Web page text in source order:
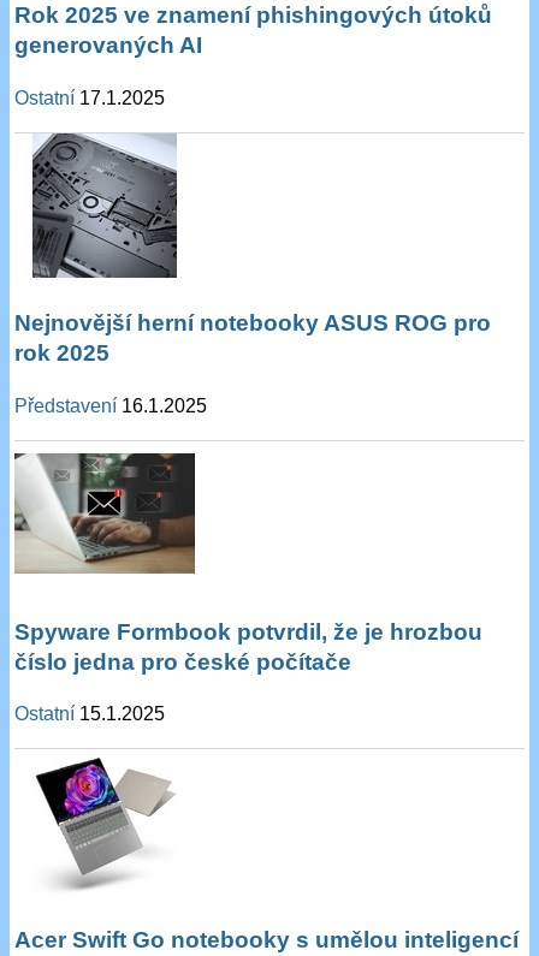
Rok 2025 ve znamení phishingových útoků
generovaných AI
Ostatní 17.1.2025
Nejnovější herní notebooky ASUS ROG pro
rok 2025
Představení 16.1.2025
Spyware Formbook potvrdil, že je hrozbou
číslo jedna pro české počítače
Ostatní 15.1.2025
Acer Swift Go notebooky s umělou inteligencí